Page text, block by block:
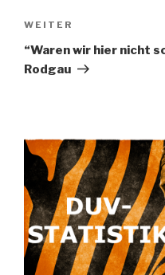
Nächster
Beitrag
WEITER
“Waren wir hier nicht
Rodgau